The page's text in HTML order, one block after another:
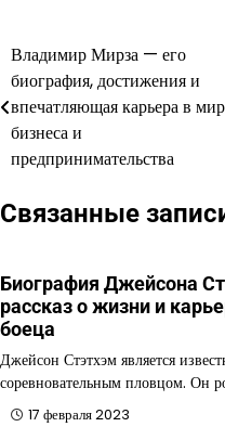
Навигация
по
записям
Владимир Мирза — его
биография, достижения и
впечатляющая карьера в
бизнеса и
предпринимательства
Связанные
Биография Джейсона
рассказ о жизни и
боеца
Джейсон Стэтхэм является
соревновательным пловцом. Он
17 февраля 2023